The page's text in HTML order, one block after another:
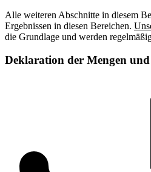
Alle weiteren Abschnitte in diesem
Ergebnissen in diesen Bereichen.
die Grundlage und werden
Deklaration der Mengen